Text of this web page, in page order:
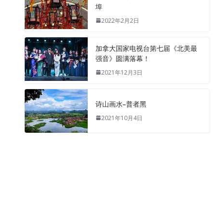
埠
2022年2月2日
加拿大国家电视台第七届《北美最
强音》圆满落幕！
2021年12月3日
诗山画水–普者黑
2021年10月4日